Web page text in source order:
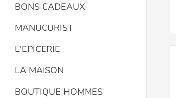
BONS CADEAUX
MANUCURIST
L'EPICERIE
LA MAISON
BOUTIQUE HOMMES